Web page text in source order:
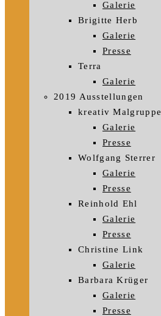
Galerie
Brigitte Herb
Galerie
Presse
Terra
Galerie
2019 Ausstellungen
kreativ Malgruppe
Galerie
Presse
Wolfgang Sterrer
Galerie
Presse
Reinhold Ehl
Galerie
Presse
Christine Link
Galerie
Barbara Krüger
Galerie
Presse